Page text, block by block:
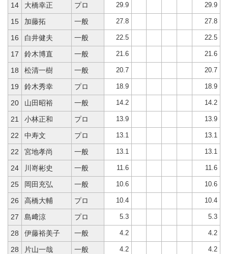
14 大橋幸正 プロ 29.9 29.9
15 加藤拓 一般 27.8 27.8
16 白井健夫 一般 22.5 22.5
17 鈴木博直 一般 21.6 21.6
18 松清一樹 一般 20.7 20.7
19 鈴木秀幸 プロ 18.9 18.9
20 山田昭裕 一般 14.2 14.2
21 小林正和 プロ 13.9 13.9
22 中寿文 プロ 13.1 13.1
22 宮地孝尚 一般 13.1 13.1
24 川嵜彬史 一般 11.6 11.6
25 岡田充弘 一般 10.6 10.6
26 高橋大輔 プロ 10.4 10.4
27 島﨑涼 プロ 5.3 5.3
28 伊藤裕美子 一般 4.2 4.2
28 片山一哉 一般 4.2 4.2